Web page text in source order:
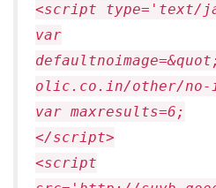
<script type='text/
var
olic.co.in/other/no-
var maxresults=6;
</script>
<script